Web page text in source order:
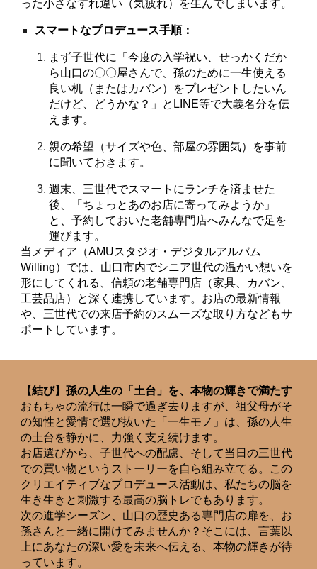
った小さなすれ違い（気疲れ）を生んでしまいます。
スマートなプロデュース手順：
まず子世代に「今度の入学祝い、せっかくだか
ら山口の〇〇屋さんで、孫のために一生使える
良い机（またはカバン）をプレゼントしたいん
だけど、どうかな？」とLINE等で大義名分を伝
えます。
親の希望（サイズや色、部屋の雰囲気）を事前
に聞いておきます。
週末、三世代でスマートにランチを済ませた
後、「ちょっとあのお店に寄ってみようか」
と、予約しておいた老舗専門店へみんなで足を
運びます。
当メディア（AMUスタジオ・デジタルアルバム
Willing）では、山口市内でシニア世代の温かい想いを
形にしてくれる、信頼の老舗専門店（家具、カバン、
工芸品店）と深く連携しています。お店の最新情報
や、三世代での来店予約のスムーズな取り方などもサ
ポートしています。
【結び】孫の人生の「土台」を、本物の輝きで満たす
おもちゃの流行は一瞬で過ぎ去りますが、祖父母がそ
の知性と愛情で選び抜いた「一生モノ」は、孫の人生
の土台を静かに、力強く支え続けます。
お店選びから、子世代への配慮、そして当日の三世代
での買い物というストーリーを自ら組み立てる。この
クリエイティブなプロデュース活動は、私たちの脳を
生き生きと刺激する最高の脳トレでもあります。
次の進学シーズン、山口の歴史ある専門店の扉を、お
孫さんと一緒に開けてみませんか？そこには、言葉以
上にあなたの深い愛を未来へ伝える、本物の輝きが待
っています。